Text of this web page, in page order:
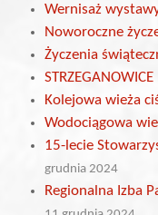
Wernisaż
Noworoczne
Życzenia
STRZEGANOWICE
Kolejowa wieża
Wodociągowa
15-lecie
grudnia 2024
Regionalna Izba